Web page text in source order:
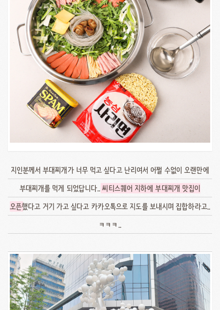
지인분께서 부대찌개가 너무 먹고 싶다고 난리여서 어쩔 수없이 오랜만에
부대찌개를 먹게 되었답니다..씨티스퀘어 지하에 부대찌개 맛집이
오픈했다고 거기 가고 싶다고 카카오톡으로 지도를 보내시며 집합하라고..
ㅋㅋㅋ..